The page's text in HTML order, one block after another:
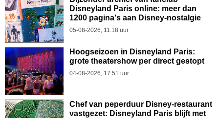
Disneyland Paris online: meer dan
1200 pagina's aan Disney-nostalgie
05-08-2026, 11.18 uur
Hoogseizoen in Disneyland Paris:
grote theatershow per direct gestopt
04-08-2026, 17.51 uur
Chef van peperduur Disney-restaurant
vastgezet: Disneyland Paris blijft met